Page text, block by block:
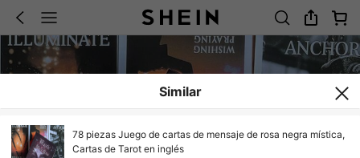
Similar
78 piezas Juego de cartas de mensaje de rosa negra mística,
Cartas de Tarot en inglés